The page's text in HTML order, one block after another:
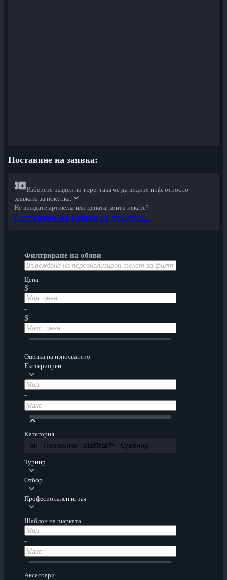
Поставяне на заявкa:
Изберете раздел по-горе, така че да видите инф. относно
заявката за покупка.
Не виждате артикула или цената, които искате?
Поставяне на заявка за покупка…
Филтриране на обяви
Цена
$
-
$
Оценка на износването
Екстериорен
-
Категория
All Нормално StatTrak™ Сувенир
Турнир
Отбор
Професионален играч
Шаблон на шарката
-
Аксесоари